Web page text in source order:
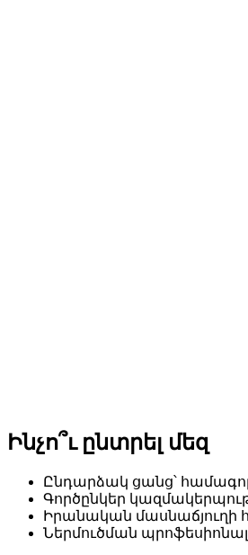
Ինչո՞ւ ընտրել մեզ
Ընդարձակ ցանց՝
Գործընկեր
Իրանական մասնաճյուղի
Ներմուծման